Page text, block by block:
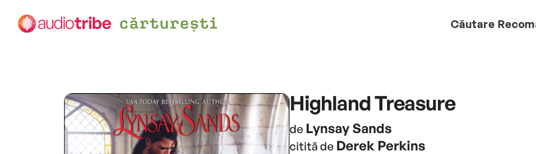
Căutare
Highland Treasure
de Lynsay Sands
citită de Derek Perkins